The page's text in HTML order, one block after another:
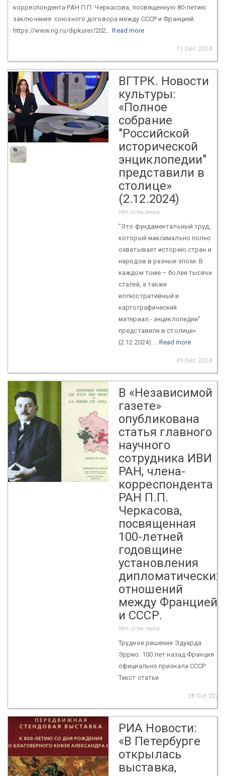
корреспондента РАН П.П. Черкасова, посвященную 80-летию
заключения союзного договора между СССР и Францией.
https://www.ng.ru/dipkurer/202...Read more
11 Dec 2024
ВГТРК. Новости
культуры:
«Полное
собрание
"Российской
исторической
энциклопедии"
представили в
столице»
(2.12.2024)
IWH in the media
"Это фундаментальный труд,
который максимально полно
охватывает историю стран и
народов в разные эпохи. В
каждом томе – более тысячи
статей, а также
иллюстративный и
картографический
материал.- энциклопедии"
представили в столице»
(2.12.2024) ... Read more
09 Dec 2024
В «Независимой
газете»
опубликована
статья главного
научного
сотрудника ИВИ
РАН, члена-
корреспондента
РАН П.П.
Черкасова,
посвященная
100-летней
годовщине
установления
дипломатических
отношений
между Францией
и СССР.
IWH in the media
Трудное решение Эдуарда
Эррио. 100 лет назад Франция
официально признала СССР
Текст статьи
28 Oct 2024
РИА Новости:
«В Петербурге
открылась
выставка,